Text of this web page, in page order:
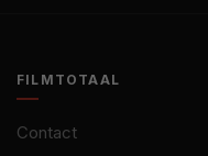
FILMTOTAAL
Contact